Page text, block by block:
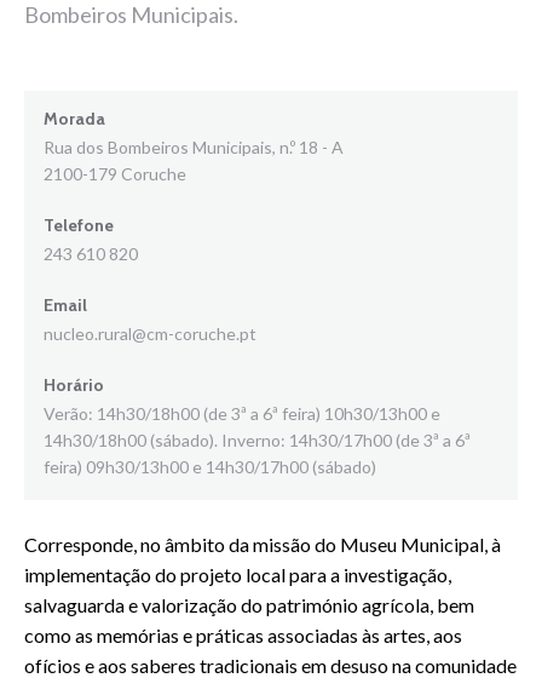
Bombeiros Municipais.
Morada
Rua dos Bombeiros Municipais, n.º 18 - A
2100-179 Coruche
Telefone
243 610 820
Email
nucleo.rural@cm-coruche.pt
Horário
Verão: 14h30/18h00 (de 3ª a 6ª feira) 10h30/13h00 e
14h30/18h00 (sábado). Inverno: 14h30/17h00 (de 3ª a 6ª
feira) 09h30/13h00 e 14h30/17h00 (sábado)
Corresponde, no âmbito da missão do Museu Municipal, à
implementação do projeto local para a investigação,
salvaguarda e valorização do património agrícola, bem
como as memórias e práticas associadas às artes, aos
ofícios e aos saberes tradicionais em desuso na comunidade